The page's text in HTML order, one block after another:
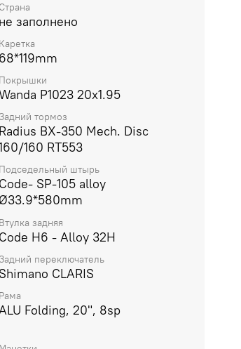
передвигаться по улицам
настоящей находкой для
и здоровый образ жизни.
Страна
не заполнено
Каретка
68*119mm
Покрышки
P1023 20x1.95
Задний тормоз
Radius BX-350 Mech. Disc
160 RT553
Подседельный штырь
Code- SP-105 alloy
Ø33.9*580mm
Втулка задняя
Code H6 - Alloy 32H
Задний переключатель
Shimano CLARIS
Рама
Folding, 20", 8sp